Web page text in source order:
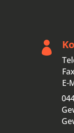

E-